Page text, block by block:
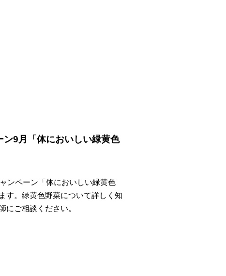
ン9月「体においしい緑黄色
ンペーン「体においしい緑黄色
す。緑黄色野菜について詳しく知
にご相談ください。